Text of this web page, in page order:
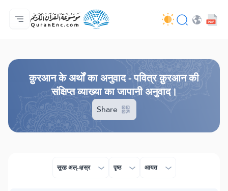
मुख्य
अनुवादों की सूची
Audio
अपडेट करने वालों की सेवाएँ - API
परियोजना के बारे में
हमसे सम्पर्क करें
भाषा
क़ुरआन के अर्थों का अनुवाद - पवित्र क़ुरआन की
संक्षिप्त व्याख्या का जापानी अनुवाद।
Share
सूरह अल्-अ़स्र पृष्ठ आयत